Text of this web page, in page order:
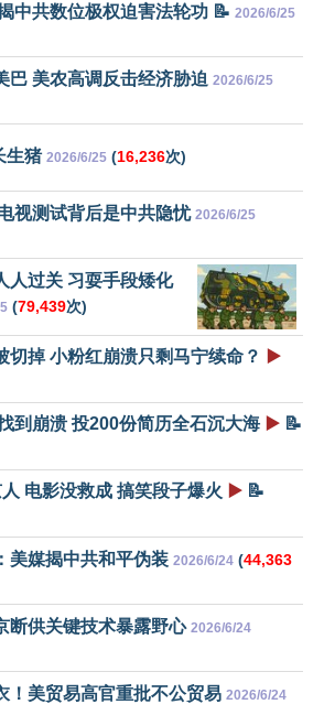
中共数位极权迫害法轮功 📝 2026/6/25
巴 美农高调反击经济胁迫 2026/6/25
生猪 2026/6/25 (16,236次)
视测试背后是中共隐忧 2026/6/25
人过关 习耍手段矮化
(79,439次)
切掉 小粉红崩溃只剩马宁续命？ ▶️
到崩溃 投200份简历全石沉大海 ▶️ 📝
电影没救成 搞笑段子爆火 ▶️ 📝
美媒揭中共和平伪装 2026/6/24 (44,363
断供关键技术暴露野心 2026/6/24
！美贸易高官重批不公贸易 2026/6/24